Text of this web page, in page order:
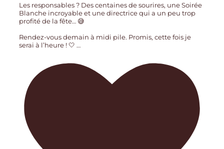
Les responsables ? Des centaines de sourires, une Soirée
Blanche incroyable et une directrice qui a un peu trop
profité de la fête… 😅
Rendez-vous demain à midi pile. Promis, cette fois je
serai à l’heure ! 🤍 …